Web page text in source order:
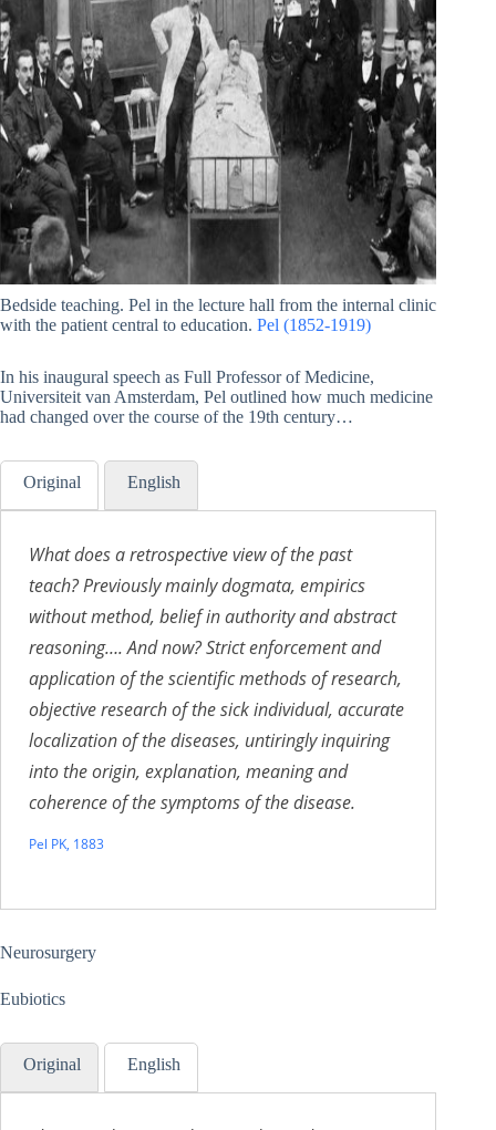
Bedside teaching. Pel in the lecture hall from the internal clinic
with the patient central to education.Pel (1852-1919)
In his inaugural speech as Full Professor of Medicine,
Universiteit van Amsterdam, Pel outlined how much medicine
had changed over the course of the 19th century…
Original English
What does a retrospective view of the past
teach? Previously mainly dogmata, empirics
without method, beliefinauthority and abstract
reasoning…. And now? Strict enforcement and
application of the scientific methods of research,
objective research of the sick individual, accurate
localization of the diseases, untiringly inquiring
into the origin, explanation, meaning and
coherence of the symptoms of the disease.
Pel PK, 1883
Neurosurgery
Eubiotics
Original English